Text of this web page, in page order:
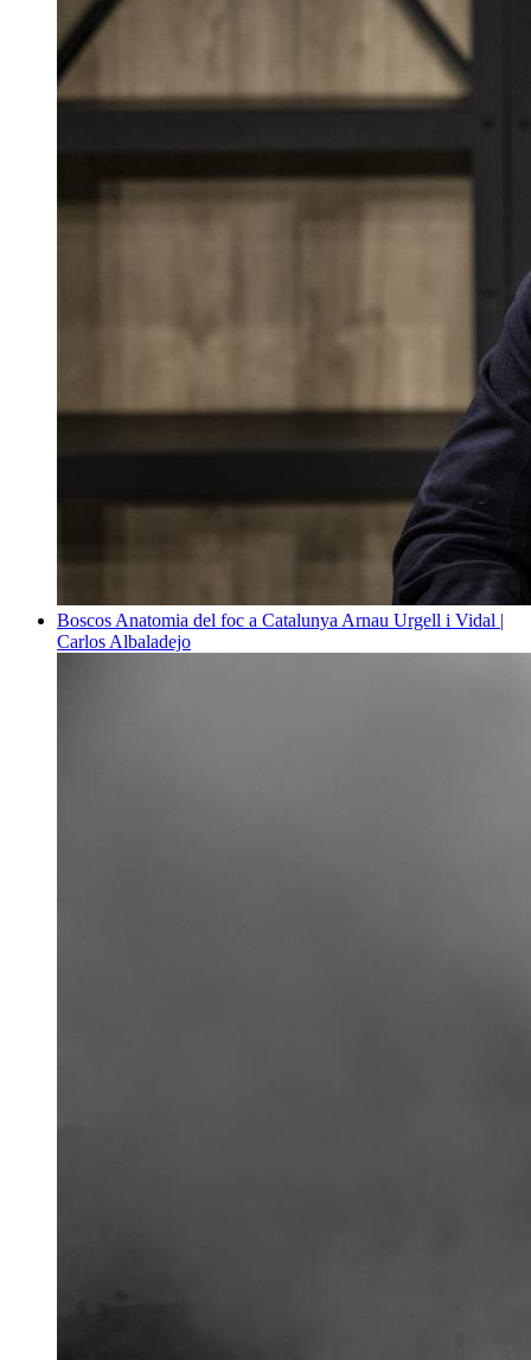
Boscos Anatomia del foc a Catalunya Arnau Urgell i Vidal |
Carlos Albaladejo